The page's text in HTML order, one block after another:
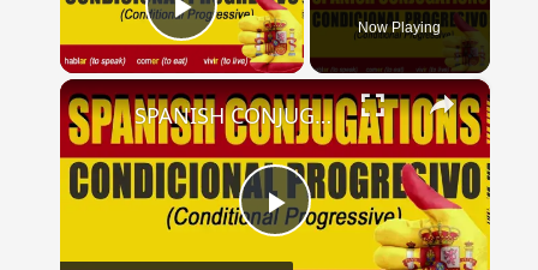
Play Video Now Playing
×
Play
SPANISH CONJUGATIONS: Conditional Progressive (Condicional Progresivo)